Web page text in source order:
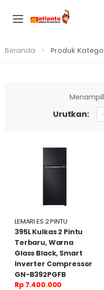
Toggle
Beranda Produk
Urutkan:
LEMARI ES 2 PINTU
395L Kulkas 2 Pintu
Terbaru, Warna
Glass Black, Smart
Inverter Compressor
GN-B392PGFB
Rp 7.400.000